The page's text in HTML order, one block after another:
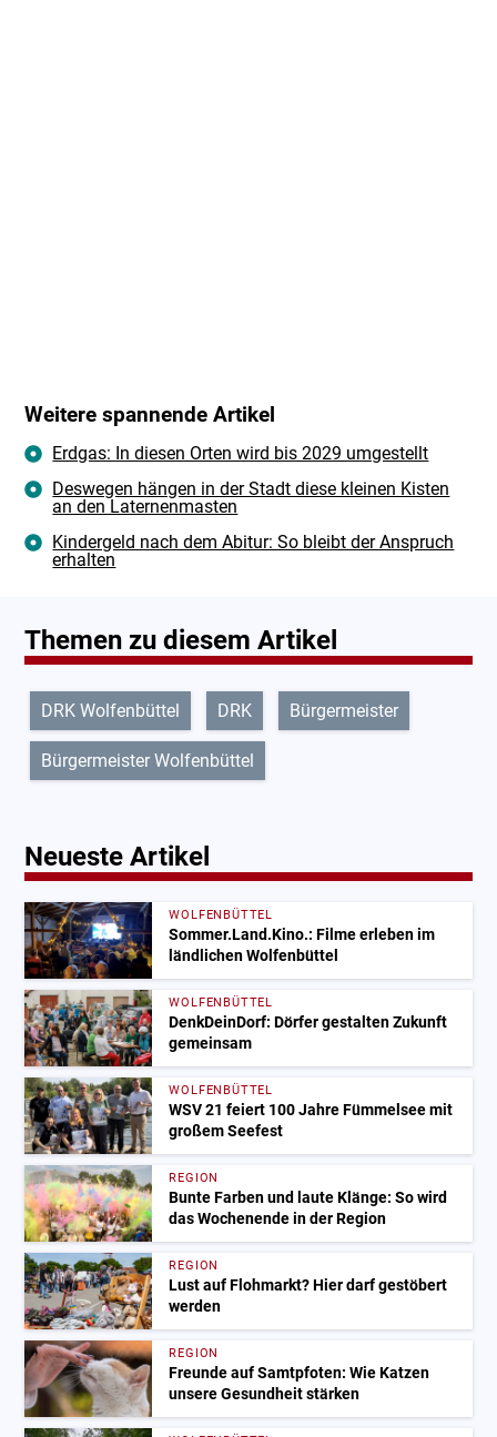
Weitere spannende Artikel
Erdgas: In diesen Orten wird bis 2029 umgestellt
Deswegen hängen in der Stadt diese kleinen Kisten
an den Laternenmasten
Kindergeld nach dem Abitur: So bleibt der Anspruch
erhalten
Themen zu diesem Artikel
DRK Wolfenbüttel DRK Bürgermeister
Bürgermeister Wolfenbüttel
Neueste Artikel
WOLFENBÜTTEL
Sommer.Land.Kino.: Filme erleben im
ländlichen Wolfenbüttel
WOLFENBÜTTEL
DenkDeinDorf: Dörfer gestalten Zukunft
gemeinsam
WOLFENBÜTTEL
WSV 21 feiert 100 Jahre Fümmelsee mit
großem Seefest
REGION
Bunte Farben und laute Klänge: So wird
das Wochenende in der Region
REGION
Lust auf Flohmarkt? Hier darf gestöbert
werden
REGION
Freunde auf Samtpfoten: Wie Katzen
unsere Gesundheit stärken